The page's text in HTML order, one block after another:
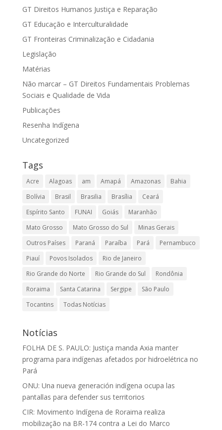
GT Direitos Humanos Justiça e Reparação
GT Educação e Interculturalidade
GT Fronteiras Criminalização e Cidadania
Legislação
Matérias
Não marcar – GT Direitos Fundamentais Problemas
Sociais e Qualidade de Vida
Publicações
Resenha Indígena
Uncategorized
Tags
Acre Alagoas am Amapá Amazonas
Bahia
Bolívia
Brasil Brasilia Brasília
Ceará
Espírito Santo
FUNAI Goiás
Maranhão
Mato Grosso
Mato Grosso do Sul
Minas Gerais
Outros Países
Paraná Paraíba Pará
Pernambuco
Piauí
Povos Isolados
Rio de Janeiro
Rio Grande do Norte
Rio Grande do Sul
Rondônia
Roraima
Santa Catarina Sergipe
São Paulo
Tocantins
Todas Notícias
Notícias
FOLHA DE S. PAULO: Justiça manda Axia manter
programa para indígenas afetados por hidroelétrica no
Pará
ONU: Una nueva generación indígena ocupa las
pantallas para defender sus territorios
CIR: Movimento Indígena de Roraima realiza
mobilização na BR-174 contra a Lei do Marco